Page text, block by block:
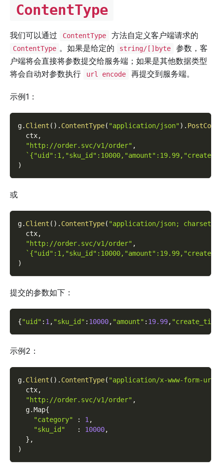
ContentType
我们可以通过 ContentType 方法自定义客户端请求的
ContentType 。如果是给定的 string/[]byte
参数，客
户端将会直接将参数提交给服务端；如果是其他数据类型
将会自动对参数执行
url encode 再提交到服务端。
示例1：
g. Client ( ) . ContentType( "application/json") .
  ctx
,
"http://order.svc/v1/order" ,
)
或
g. Client ( ) . ContentType( "application/json;
  ctx
,
"http://order.svc/v1/order" ,
)
提交的参数如下：
{"uid" : 1, "sku_id" : 10000, "amount" : 19.99,
示例2：
g. Client ( ) . ContentType( "application/x-www-form-
  ctx
,
"http://order.svc/v1/order" ,
  g
.Map{
"category"
: 1,
"sku_id"
: 10000,
} ,
)